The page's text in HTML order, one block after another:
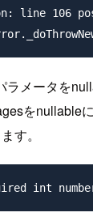
line 106
メータを
をnullable
す。